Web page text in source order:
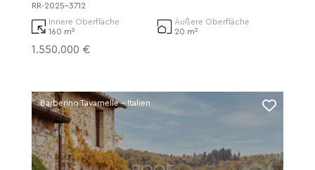
RR-2025-3712
Innere Oberfläche
160 m²
Äußere Oberfläche
20 m²
1.550.000 €
Barberino Tavarnelle - Italien